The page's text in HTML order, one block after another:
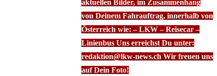
aktuellen Bilder, im Zusammenhang
von Deinem Fahrauftrag, innerhalb von
Österreich wie: – LKW – Reisecar –
Linienbus Uns erreichst Du unter:
redaktion@lkw-news.ch Wir freuen uns
auf Dein Foto!